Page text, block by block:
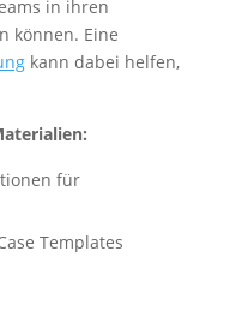
in ihren
können. Eine
kann dabei helfen,
für
Templates